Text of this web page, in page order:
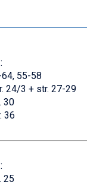
55-58
24/3 + str. 27-29
30
36
25